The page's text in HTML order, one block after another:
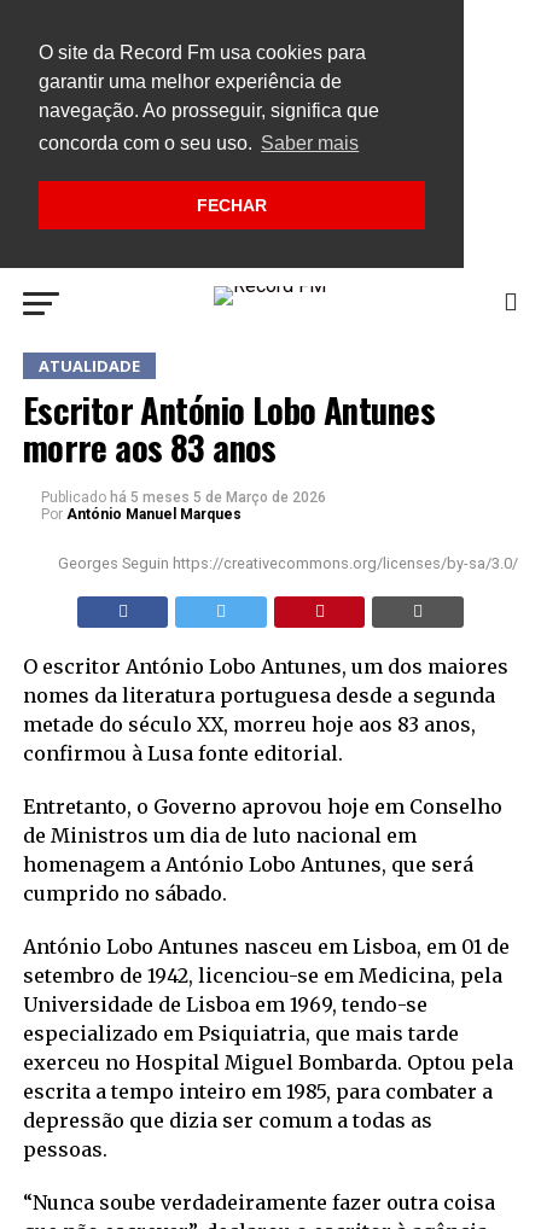
O site da Record Fm usa cookies para
garantir uma melhor experiência de
navegação. Ao prosseguir, significa que
concorda com o seu uso. Saber mais
FECHAR
ATUALIDADE
Escritor António Lobo Antunes
morre aos 83 anos
Publicado há 5 meses 5 de Março de 2026
Por António Manuel Marques
Georges Seguin https://creativecommons.org/licenses/by-sa/3.0/
O escritor António Lobo Antunes, um dos maiores
nomes da literatura portuguesa desde a segunda
metade do século XX, morreu hoje aos 83 anos,
confirmou à Lusa fonte editorial.
Entretanto, o Governo aprovou hoje em Conselho
de Ministros um dia de luto nacional em
homenagem a António Lobo Antunes, que será
cumprido no sábado.
António Lobo Antunes nasceu em Lisboa, em 01 de
setembro de 1942, licenciou-se em Medicina, pela
Universidade de Lisboa em 1969, tendo-se
especializado em Psiquiatria, que mais tarde
exerceu no Hospital Miguel Bombarda. Optou pela
escrita a tempo inteiro em 1985, para combater a
depressão que dizia ser comum a todas as
pessoas.
“Nunca soube verdadeiramente fazer outra coisa